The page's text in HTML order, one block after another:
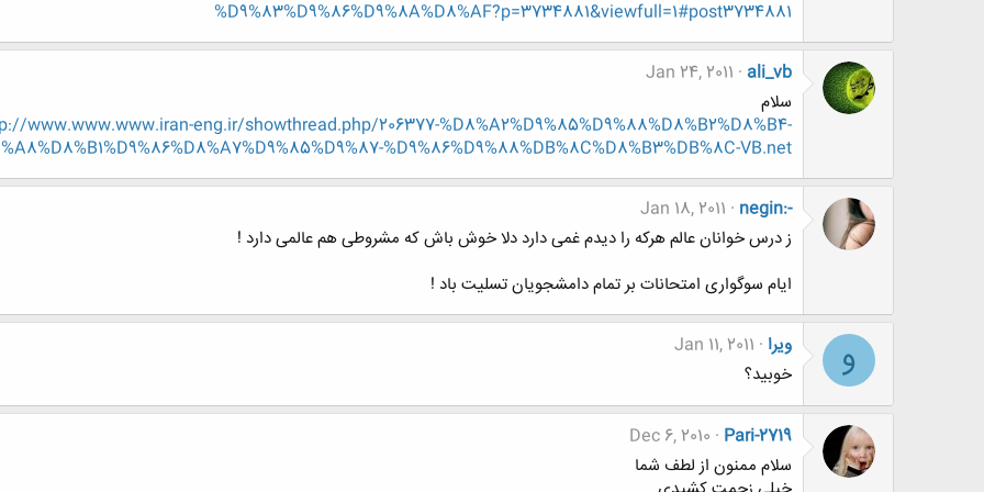
%D9%83%D9%86%D9%8A%D8%AF?p=3734881&viewfull=1#post3734881
ali_vb
Jan 24, 2011
سلام
www.www.www.iran-eng.ir/showthread.php/206377-%D8%A2%D9%85%D9%88%D8%B2%D8%B4-
%D9%86%D9%88%DB%8C%D8%B3%DB%8C-VB.net
negin:-
Jan 18, 2011
ز درس خوانان عالم هرکه را دیدم غمی دارد دلا خوش باش که مشروطی هم عالمی دارد !
ایام سوگواری امتحانات بر تمام دامشجویان تسلیت باد !
و ویرا Jan 11, 2011
خوبید؟
Pari-2719
Dec 6, 2010
سلام ممنون از لطف شما